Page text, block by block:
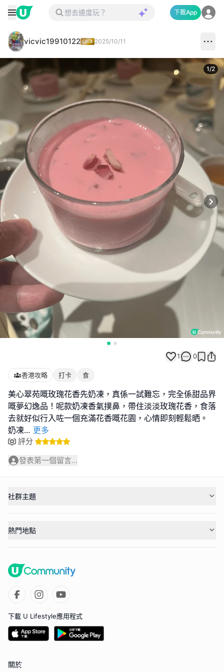
下載App
vicvic19910122 2025/10/11
1/2
1 0
香港攻略 打卡 食
美心翠苑嘅玫瑰花香先奶凍，真係一試難忘，完全係甜品界
嘅夢幻逸品！呢款奶凍香氣撲鼻，帶住淡淡玫瑰花香，食落
去就好似行入咗一個充滿花香嘅花園，心情即刻輕鬆晒。
奶凍... 更多
評分
發表第一個留言...
社群主題
熱門地點
下載 U Lifestyle應用程式
關於